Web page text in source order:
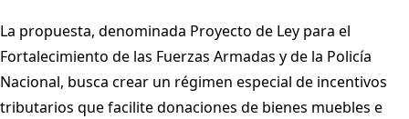
La propuesta, denominada Proyecto de Ley para el
Fortalecimiento de las Fuerzas Armadas y de la Policía
Nacional, busca crear un régimen especial de incentivos
tributarios que facilite donaciones de bienes muebles e